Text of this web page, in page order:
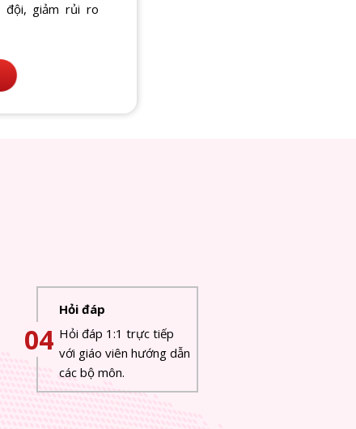
đội, giảm rủi ro
Hỏi đáp
Hỏi đáp 1:1 trực tiếp
với giáo viên hướng dẫn
các bộ môn.
04